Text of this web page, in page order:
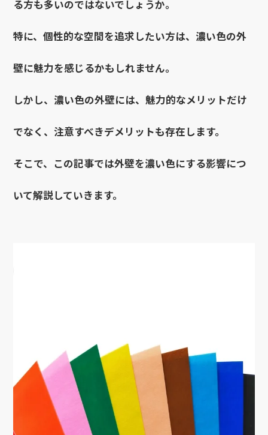
る方も多いのではないでしょうか。
特に、個性的な空間を追求したい方は、濃い色の外
壁に魅力を感じるかもしれません。
しかし、濃い色の外壁には、魅力的なメリットだけ
でなく、注意すべきデメリットも存在します。
そこで、この記事では外壁を濃い色にする影響につ
いて解説していきます。